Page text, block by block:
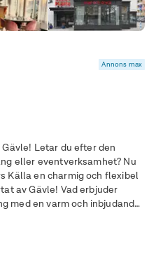
Annons max
efter den
eller eventverksamhet? Nu
Källa en charmig och flexibel
Vad erbjuder
med en varm och inbjudande
till större sällskap.